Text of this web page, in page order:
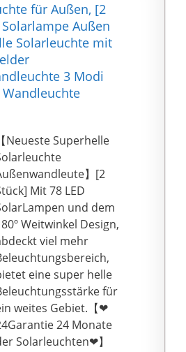
für Außen, [2
Solarlampe Außen
Solarleuchte mit
3 Modi
【Neueste Superhelle
】[2
Mit 78 LED
und dem
Weitwinkel Design,
viel mehr
eine super helle
für
weites Gebiet.【❤
24 Monate
Solarleuchten❤】